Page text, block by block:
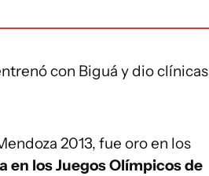
con Biguá y dio clínicas
2013, fue oro en los
en los Juegos Olímpicos de